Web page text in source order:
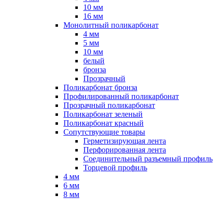
10 мм
16 мм
Монолитный поликарбонат
4 мм
5 мм
10 мм
белый
бронза
Прозрачный
Поликарбонат бронза
Профилированный поликарбонат
Прозрачный поликарбонат
Поликарбонат зеленый
Поликарбонат красный
Сопутствующие товары
Герметизирующая лента
Перфорированная лента
Соединительный разъемный профиль
Торцевой профиль
4 мм
6 мм
8 мм